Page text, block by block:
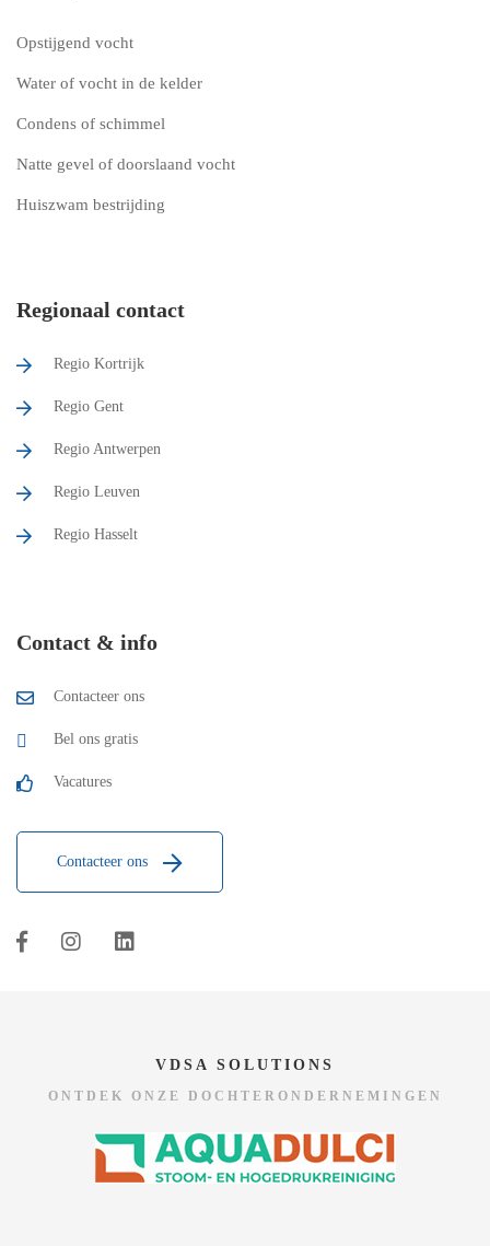
Opstijgend vocht
Water of vocht in de kelder
Condens of schimmel
Natte gevel of doorslaand vocht
Huiszwam bestrijding
Regionaal contact
Regio Kortrijk
Regio Gent
Regio Antwerpen
Regio Leuven
Regio Hasselt
Contact & info
Contacteer ons
Bel ons gratis
Vacatures
Contacteer ons
VDSA SOLUTIONS
ONTDEK ONZE DOCHTERONDERNEMINGEN